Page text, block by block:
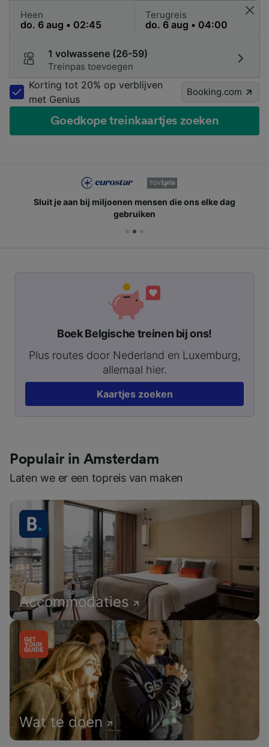
Heen Terugreis
1 volwassene (26-59)
Treinpas toevoegen
Korting tot 20% op verblijven
met Genius
Booking.com
Goedkope treinkaartjes zoeken
Sluit je aan bij miljoenen mensen die ons elke dag
gebruiken
Boek Belgische treinen bij ons!
Plus routes door Nederland en Luxemburg,
allemaal hier.
Kaartjes zoeken
Populair in Amsterdam
Laten we er een topreis van maken
Accommodaties
Wat te doen